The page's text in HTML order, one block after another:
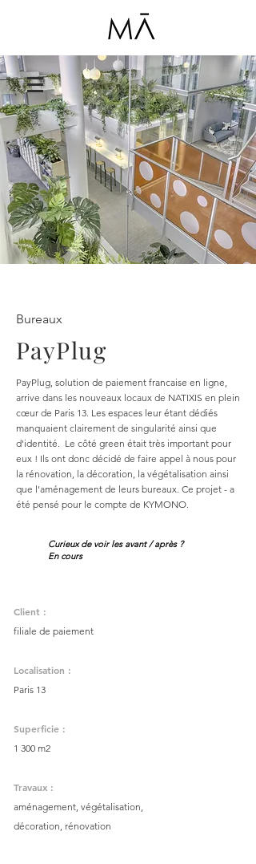
Bureaux
PayPlug
PayPlug, solution de paiement francaise en ligne,
arrive dans les nouveaux locaux de NATIXIS en plein
cœur de Paris 13. Les espaces leur étant dédiés
manquaient clairement de singularité ainsi que
d'identité. Le côté green était très important pour
eux ! Ils ont donc décidé de faire appel à nous pour
la rénovation, la décoration, la végétalisation ainsi
que l'aménagement de leurs bureaux. Ce projet - a
été pensé pour le compte de KYMONO.
Curieux de voir les avant / après ?
En cours
Client :
filiale de paiement
Localisation :
Paris 13
Superficie :
1 300 m2
Travaux :
aménagement, végétalisation,
décoration, rénovation